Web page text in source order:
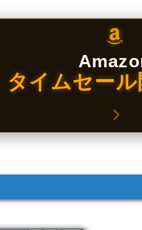
タイムセール